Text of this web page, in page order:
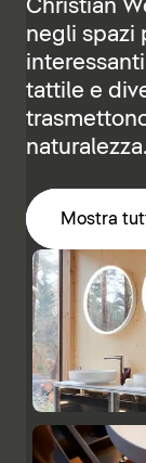
Christian
negli spazi
tattile e
naturalezza.
Mostra